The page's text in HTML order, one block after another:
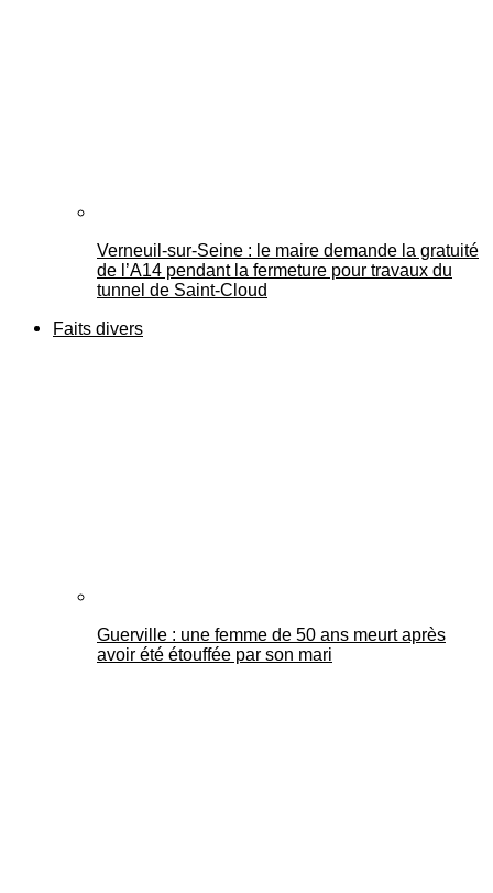
Verneuil-sur-Seine : le maire demande la gratuité
de l’A14 pendant la fermeture pour travaux du
tunnel de Saint-Cloud
Faits divers
Guerville : une femme de 50 ans meurt après
avoir été étouffée par son mari